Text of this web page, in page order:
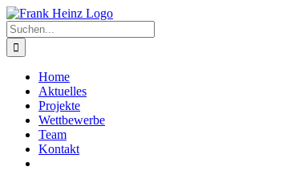
Zum
Inhalt
springen
Suche
nach:
Home
Aktuelles
Projekte
Wettbewerbe
Team
Kontakt